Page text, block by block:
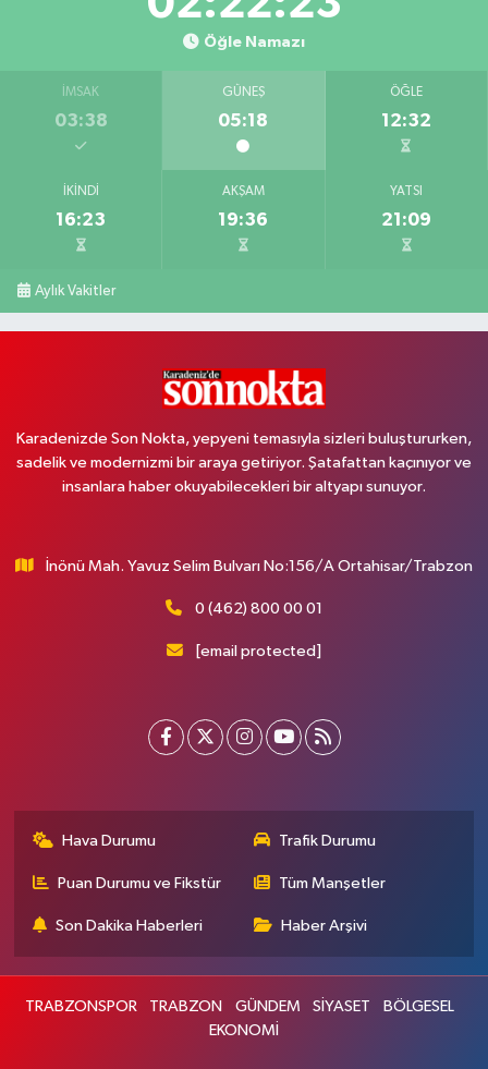
Öğle Namazı
İMSAK
03:38
GÜNEŞ
05:18
ÖĞLE
12:32
İKINDI
16:23
AKŞAM
19:36
YATSI
21:09
Aylık Vakitler
Karadenizde Son Nokta, yepyeni temasıyla sizleri buluştururken,
sadelik ve modernizmi bir araya getiriyor. Şatafattan kaçınıyor ve
insanlara haber okuyabilecekleri bir altyapı sunuyor.
İnönü Mah. Yavuz Selim Bulvarı No:156/A Ortahisar/Trabzon
0 (462) 800 00 01
[email protected]
Hava Durumu Trafik Durumu
Puan Durumu ve Fikstür Tüm Manşetler
Son Dakika Haberleri Haber Arşivi
TRABZONSPOR TRABZON GÜNDEM SİYASET
BÖLGESEL
EKONOMİ